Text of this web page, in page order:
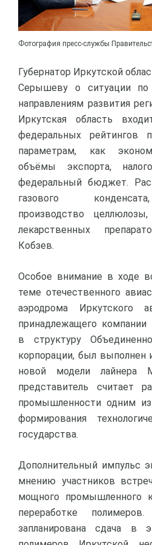
Фотография пресс-службы
Губернатор Иркутской
Серышеву о ситуации по
направлениям развития
Иркутская область
федеральных
параметрам, как
объёмы экспорта,
федеральный бюджет.
газового
производство
лекарственных
Кобзев.
Особое внимание в ходе
теме отечественного
аэродрома Иркутского
принадлежащего компании
в структуру
корпорации, был выполнен
новой модели лайнера
представитель считает
промышленности одним
формирования
государства.
Дополнительный импульс
мнению участников
мощного промышленного
переработке
запланирована сдача в